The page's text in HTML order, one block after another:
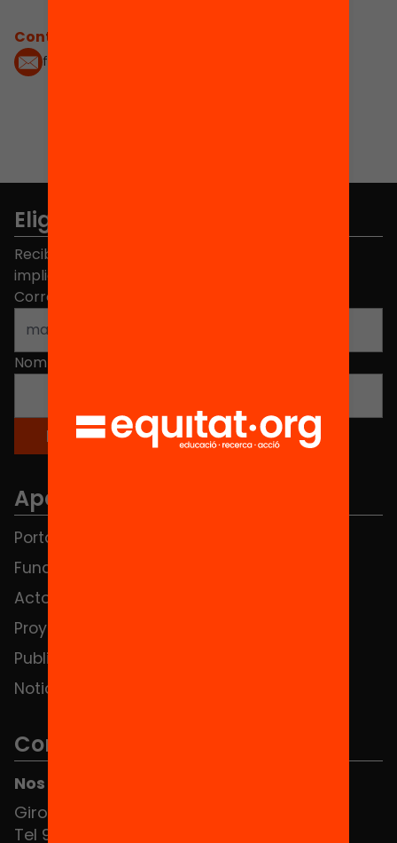
Contacta'm:
fcolome@fundaciobofill.org
Elige equidad
Recibe contenidos, iniciativas y proyectos para
implicarte.
Correo electrónico
Nombre
Apartados
Portada
Fundación
Actos
Proyectos
Publicaciones y vídeos
Noticias
Contacto
Nos puedes encontrar en el HUB Social
Girona 34, interior 08010 Barcelona
Tel 934 588 700